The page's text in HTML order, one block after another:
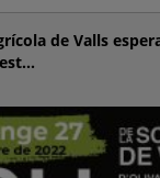
de Valls